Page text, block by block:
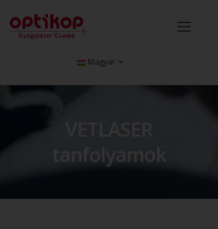
Magyar
tanfolyamok